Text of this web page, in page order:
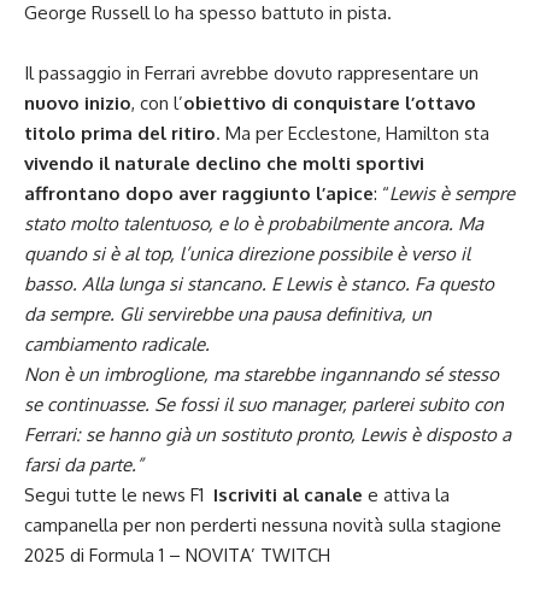
George Russell lo ha spesso battuto in pista.
Il passaggio in Ferrari avrebbe dovuto rappresentare un
nuovo inizio, con l’obiettivo di conquistare l’ottavo
titolo prima del ritiro. Ma per Ecclestone, Hamilton sta
vivendo il naturale declino che molti sportivi
affrontano dopo aver raggiunto l’apice: “Lewis è sempre
stato molto talentuoso, e lo è probabilmente ancora. Ma
quando si è al top, l’unica direzione possibile è verso il
basso. Alla lunga si stancano. E Lewis è stanco. Fa questo
da sempre. Gli servirebbe una pausa definitiva, un
cambiamento radicale.
Non è un imbroglione, ma starebbe ingannando sé stesso
se continuasse. Se fossi il suo manager, parlerei subito con
Ferrari: se hanno già un sostituto pronto, Lewis è disposto a
farsi da parte.”
Segui tutte le news F1 Iscriviti al canale e attiva la
campanella per non perderti nessuna novità sulla stagione
2025 di Formula 1 – NOVITA’ TWITCH